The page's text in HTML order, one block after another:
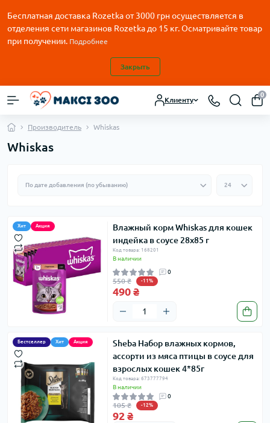
Бесплатная доставка Rozetka от3000 грн осуществляется в
отделения сети магазинов Rozetka до 15 кг. Осматривайте товар
при получении. Подробнее
Закрыть
Клиенту
0
Производитель Whiskas
Whiskas
Хит Акция
Влажный корм Whiskas для кошек
индейка в соусе 28x85 г
Код товара: 168201
В наличии
0
550 ₴ -11%
490 ₴
Бестселлер Хит Акция
Sheba Набор влажных кормов,
ассорти из мяса птицы в соусе для
взрослых кошек 4*85г
Код товара: 673777794
В наличии
0
105 ₴ -12%
92 ₴